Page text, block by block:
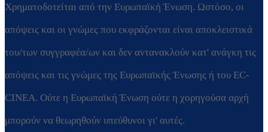
Χρηματοδοτείται από την Ευρωπαϊκή Ένωση. Ωστόσο, οι
απόψεις και οι γνώμες που εκφράζονται είναι αποκλειστικά
του/των συγγραφέα/ων και δεν αντανακλούν κατ' ανάγκη τις
απόψεις και τις γνώμες της Ευρωπαϊκής Ένωσης ή του EC-
CINEA. Ούτε η Ευρωπαϊκή Ένωση ούτε η χορηγούσα αρχή
μπορούν να θεωρηθούν υπεύθυνοι γι' αυτές.